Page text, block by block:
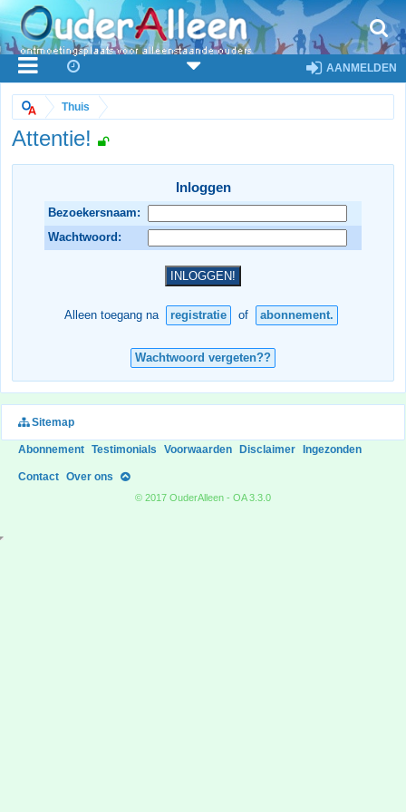
AANMELDEN
Thuis
Attentie!
Inloggen
Bezoekersnaam:
Wachtwoord:
Alleen toegang na registratie of abonnement.
Wachtwoord vergeten??
Sitemap
Abonnement Testimonials Voorwaarden Disclaimer Ingezonden
Contact Over ons
© 2017 OuderAlleen - OA 3.3.0